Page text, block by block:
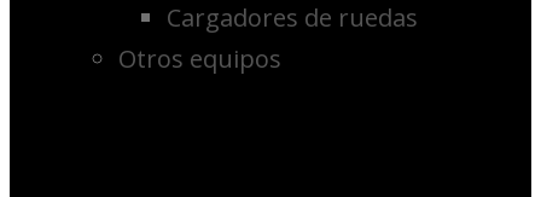
Cargadores de ruedas
Otros equipos